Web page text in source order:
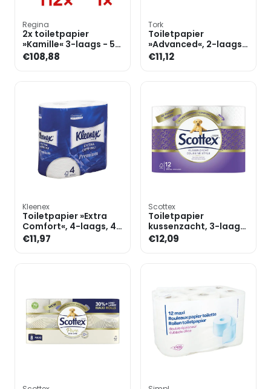
Regina
2x toiletpapier
»Kamille« 3-laags - 56
rollen incl.
keukenroller 2-laags,
€108,88
Tork
Toiletpapier
»Advanced«, 2-laags,
8 rollen
€11,12
Kleenex
Toiletpapier »Extra
Comfort«, 4-laags, 4
rollen
€11,97
Scottex
Toiletpapier
kussenzacht, 3-laags,
12 rollen
€12,09